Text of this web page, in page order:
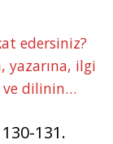
edersiniz?
yazarına, ilgi
ve dilinin…
131.